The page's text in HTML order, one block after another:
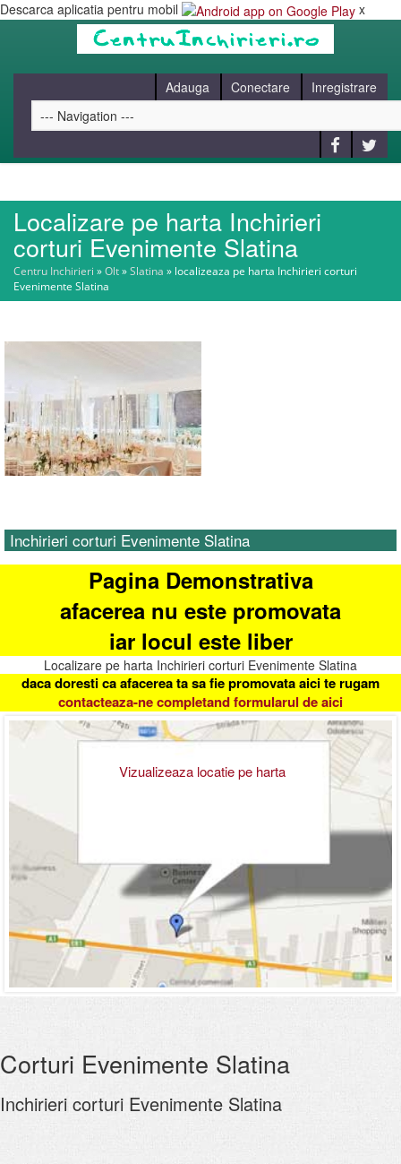
Descarca aplicatia pentru mobil x
Adauga Conectare Inregistrare
HOME
CAUT
CONTACT
Localizare pe harta Inchirieri
corturi Evenimente Slatina
Centru Inchirieri »Olt»Slatina » localizeaza pe harta Inchirieri corturi
Evenimente Slatina
Inchirieri corturi Evenimente Slatina
Pagina Demonstrativa
afacerea nu este promovata
iar locul este liber
Localizare pe harta Inchirieri corturi Evenimente Slatina
daca doresti ca afacerea ta sa fie promovata aici te rugam
contacteaza-ne completand formularul de aici
Vizualizeaza locatie pe harta
Corturi Evenimente Slatina
Inchirieri corturi Evenimente Slatina